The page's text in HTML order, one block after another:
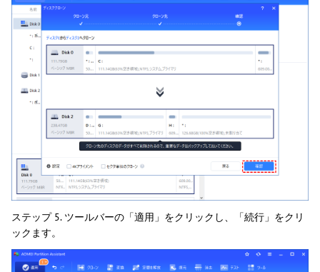
ステップ 5. ツールバーの「適用」をクリックし、「続行」をクリ
ックます。